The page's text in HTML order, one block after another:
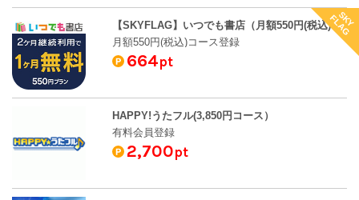
SKY
FLAG
【SKYFLAG】いつでも書店（月額550円(税込)コース登録）
月額550円(税込)コース登録
664pt
HAPPY!うたフル(3,850円コース）
有料会員登録
2,700pt